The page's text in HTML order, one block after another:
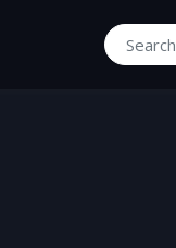
Search for: